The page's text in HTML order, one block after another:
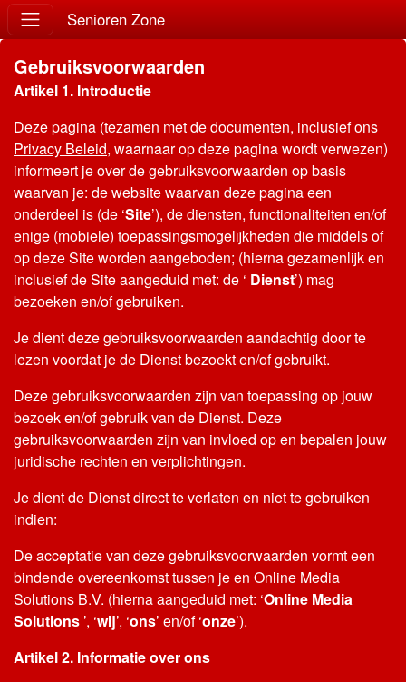
Senioren Zone
Gebruiksvoorwaarden
Artikel 1. Introductie
Deze pagina (tezamen met de documenten, inclusief ons
Privacy Beleid, waarnaar op deze pagina wordt verwezen)
informeert je over de gebruiksvoorwaarden op basis
waarvan je: de website waarvan deze pagina een
onderdeel is (de ‘Site’), de diensten, functionaliteiten en/of
enige (mobiele) toepassingsmogelijkheden die middels of
op deze Site worden aangeboden; (hierna gezamenlijk en
inclusief de Site aangeduid met: de ‘ Dienst’) mag
bezoeken en/of gebruiken.
Je dient deze gebruiksvoorwaarden aandachtig door te
lezen voordat je de Dienst bezoekt en/of gebruikt.
Deze gebruiksvoorwaarden zijn van toepassing op jouw
bezoek en/of gebruik van de Dienst. Deze
gebruiksvoorwaarden zijn van invloed op en bepalen jouw
juridische rechten en verplichtingen.
Je dient de Dienst direct te verlaten en niet te gebruiken
indien:
De acceptatie van deze gebruiksvoorwaarden vormt een
bindende overeenkomst tussen je en Online Media
Solutions B.V. (hierna aangeduid met: ‘Online Media
Solutions ’, ‘wij’, ‘ons’ en/of ‘onze’).
Artikel 2. Informatie over ons